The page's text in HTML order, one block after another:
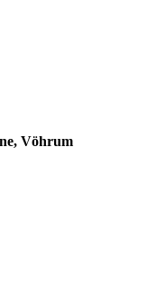
Vöhrum